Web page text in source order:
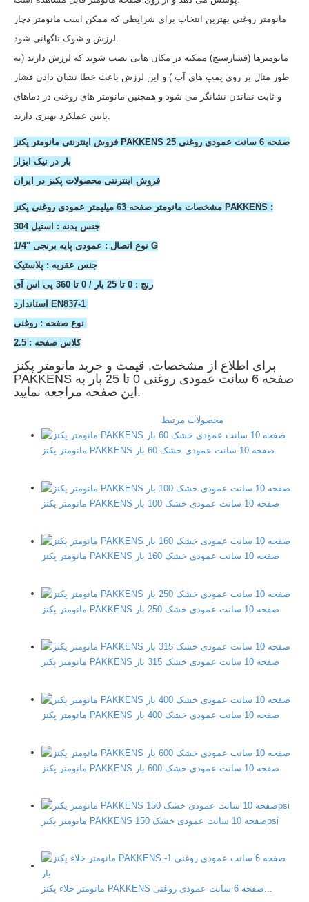
مانومتر روغنی بهترین انتخاب برای شرایطی که ممکن است مانومتر دچار
مانومترها (فشارسنج) ممکنه در مکان هایی نصب شوند که لرزش دارند (به
طور مثال بر روی پمپ های آب ) و این لرزش باعث خطا نشان دادن فشار
و ثابت نماندن نشانگر می شود و همچنین مانومتر های روغنی در دماهای
فروش اینترنتی مانومتر پکنز PAKKENS صفحه 6 سانت عمودی روغنی 25
بار در نیک ابزار
فروش اینترنتی محصولات پکنز در ایران
مشخصات مانومتر صفحه 63 میلیمتر عمودی روغنی پکنز PAKKENS :
جنس بدنه : استیل 304
نوع اتصال : عمودی پایه برنجی "1/4 G
جنس عقربه : پلاستیک
رنج : 0 تا 25 بار / 0 تا 360 پی اس آی
استاندارد EN837-1
کلاس صفحه : 2.5
برای اطلاع از مشخصات, قیمت و خرید مانومتر پکنز
PAKKENS صفحه 6 سانت عمودی روغنی 0 تا 25 بار به
این صفحه مراجعه نمایید.
محصولات مرتبط
مانومتر پکنز PAKKENS صفحه 10 سانت عمودی خشک 60 بار
مانومتر پکنز PAKKENS صفحه 10 سانت عمودی خشک 100 بار
مانومتر پکنز PAKKENS صفحه 10 سانت عمودی خشک 160 بار
مانومتر پکنز PAKKENS صفحه 10 سانت عمودی خشک 250 بار
مانومتر پکنز PAKKENS صفحه 10 سانت عمودی خشک 315 بار
مانومتر پکنز PAKKENS صفحه 10 سانت عمودی خشک 400 بار
مانومتر پکنز PAKKENS صفحه 10 سانت عمودی خشک 600 بار
مانومتر پکنز PAKKENS صفحه 10 سانت عمودی خشک 150psi
مانومتر خلاء پکنز PAKKENS صفحه 6 سانت عمودی روغنی...